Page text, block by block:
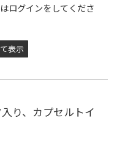
ログインをしてくださ
表示
り、カプセルトイ